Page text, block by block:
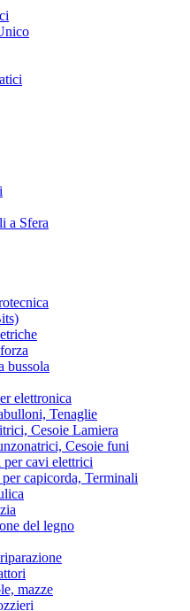
a Sfera
bussola
elettronica
Tenaglie
Cesoie Lamiera
Cesoie funi
cavi elettrici
capicorda, Terminali
del legno
mazze